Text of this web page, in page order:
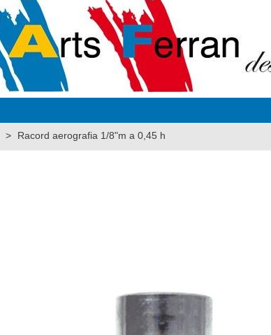
> Racord aerografia 1/8"m a 0,45 h